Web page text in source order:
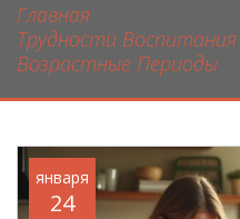
Главная
Трудности
Возрастные Периоды
января
24